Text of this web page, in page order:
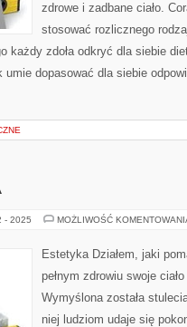
zdrowe i zadbane ciało.
stosować rozlicznego
każdy zdoła odkryć dla siebie
dopasować dla siebie
- 2025 MOŻLIWOŚĆ
Estetyka Działem, jaki
pełnym zdrowiu swoje
Wymyślona została
niej ludziom udaje się